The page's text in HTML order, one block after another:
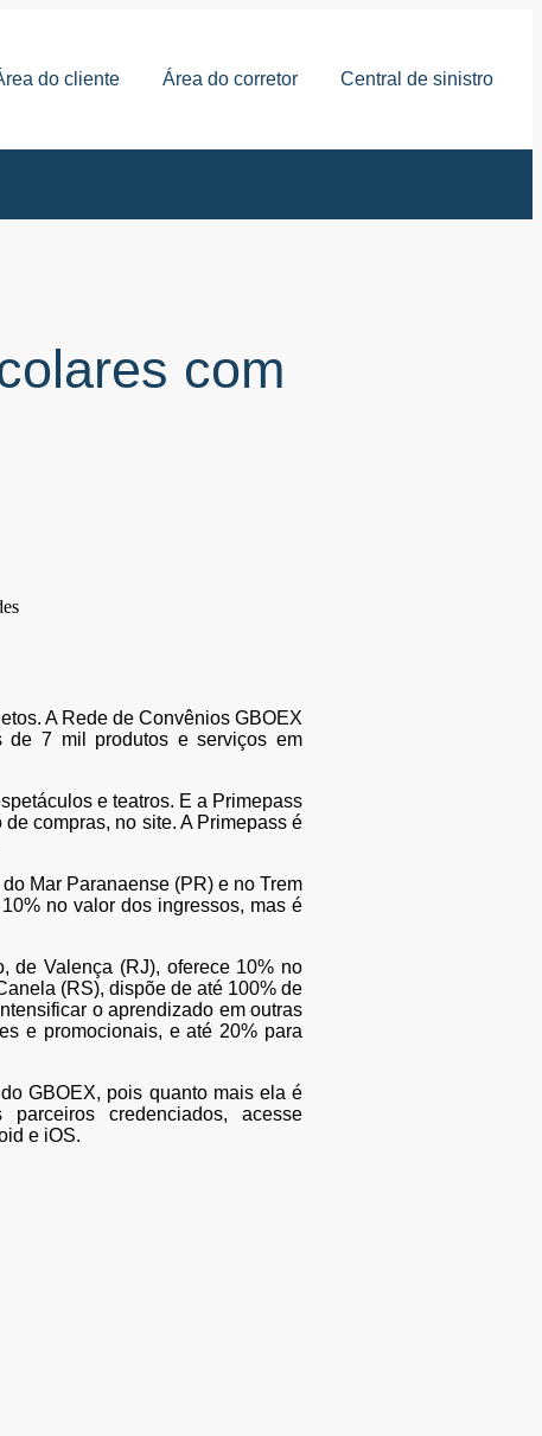
do cliente Área do corretor Central de sinistro
com
A Rede de Convênios GBOEX
de 7 mil produtos e serviços em
e teatros. E a Primepass
compras, no site. A Primepass é
Mar Paranaense (PR) e no Trem
no valor dos ingressos, mas é
de Valença (RJ), oferece 10% no
(RS), dispõe de até 100% de
o aprendizado em outras
e promocionais, e até 20% para
GBOEX, pois quanto mais ela é
credenciados, acesse
e iOS.